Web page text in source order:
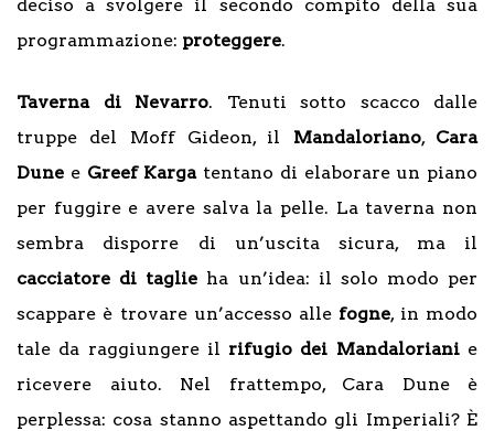
deciso a svolgere il secondo compito della sua
programmazione: proteggere.
Taverna di Nevarro. Tenuti sotto scacco dalle
truppe del Moff Gideon, il Mandaloriano, Cara
Dune e Greef Kargatentano di elaborare un piano
per fuggire e avere salva la pelle. La taverna non
sembra disporre di un’uscita sicura, ma il
cacciatore di taglie ha un’idea: il solo modo per
scappare è trovare un’accesso alle fogne, in modo
tale da raggiungere il rifugio dei Mandalorianie
ricevere aiuto. Nel frattempo, Cara Dune è
perplessa: cosa stanno aspettando gli Imperiali? È